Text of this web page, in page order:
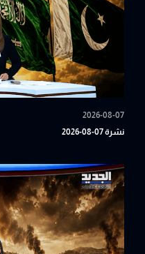
2026-08-07
نشرة 07-08-2026